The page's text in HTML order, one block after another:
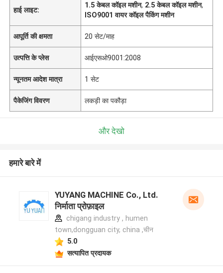
हाई लाइट:
1.5 केबल कॉइल मशीन, 2.5 केबल कॉइल मशीन,
ISO9001 वायर कॉइल पैकिंग मशीन
आपूर्ति की क्षमता 20 सेट/माह
उत्पत्ति के प्लेस आईएसओ9001:2008
न्यूनतम आदेश मात्रा 1 सेट
पैकेजिंग विवरण लकड़ी का पकौड़ा
और देखो
हमारे बारे में
YUYANG MACHINE Co., Ltd.
निर्माता प्रोफ़ाइल
chigang industry , humen
town,dongguan city, china ,चीन
5.0
सत्यापित प्रदायक